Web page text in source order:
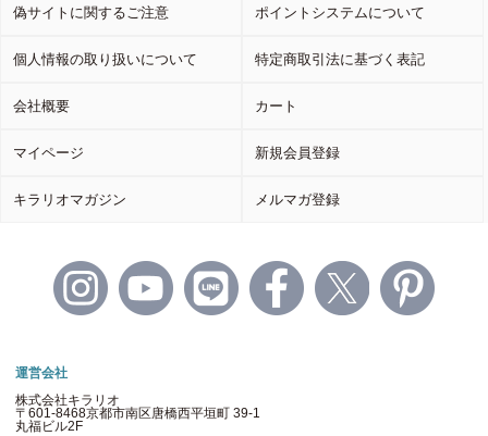
偽サイトに関するご注意 ポイントシステムについて
個人情報の取り扱いについて 特定商取引法に基づく表記
会社概要 カート
マイページ 新規会員登録
キラリオマガジン メルマガ登録
運営会社
株式会社キラリオ
〒601-8468京都市南区唐橋西平垣町 39-1
丸福ビル2F